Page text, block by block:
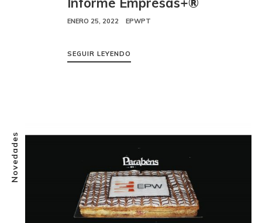
ENERO 25, 2022 EPWPT
SEGUIR LEYENDO
Novedades